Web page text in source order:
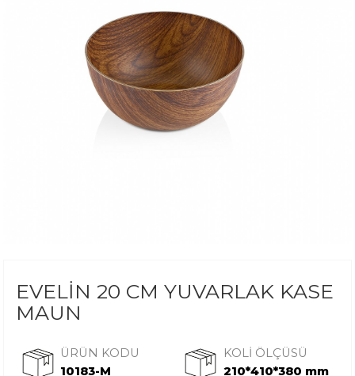
EVELİN 20 CM YUVARLAK KASE
MAUN
ÜRÜN KODU
KOLİ ÖLÇÜSÜ
10183-M
210*410*380 mm